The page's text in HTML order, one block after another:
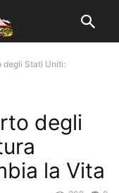
degli Stati Uniti:
degli
la Vita